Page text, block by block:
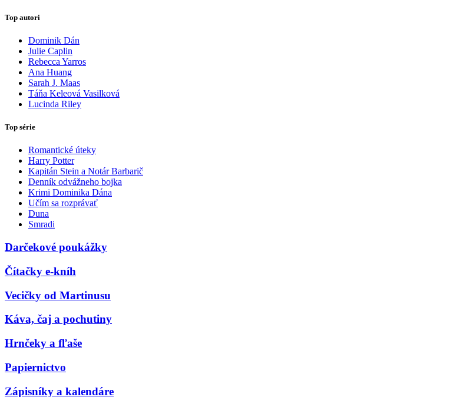
Top autori
Dominik Dán
Julie Caplin
Rebecca Yarros
Ana Huang
Sarah J. Maas
Táňa Keleová Vasilková
Lucinda Riley
Top série
Romantické úteky
Harry Potter
Kapitán Stein a Notár Barbarič
Denník odvážneho bojka
Krimi Dominika Dána
Učím sa rozprávať
Duna
Smradi
Darčekové poukážky
Čítačky e-kníh
Vecičky od Martinusu
Káva, čaj a pochutiny
Hrnčeky a fľaše
Papiernictvo
Zápisníky a kalendáre